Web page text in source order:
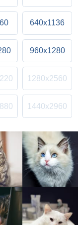
640x1136
960x1280
1280x2560
1440x2960